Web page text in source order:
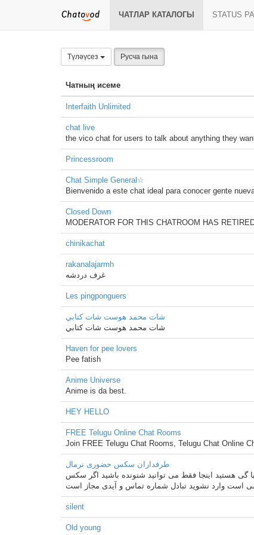
ЧАТЛАР КАТАЛОГЫ STATUS
Түләүсез Русча гына
Чатның исеме
Interfaith Unlimited
chat live
the vico chat for users to talk about anything they
Princessroom
Chat Simple General☆
Bienvenido a este chat ideal para conocer gente
Closed Down
MODERATOR FOR THIS CHATROOM HAS
chinikachat
rakanalajarmh
غرف دردشه
Les pingponguers
شات محمد هوست شات كتابي
شات محمد هوست شات كتابي
Haven for pee lovers
Pee fatish
Anime Universe
Anime is da best.
HEY HELLO
FREE Telugu Online Chat Rooms
Join FREE Telugu Chat Rooms, Telugu Chat Online
طرفداران سکس حضوری نرمال
گی هستید اینجا فقط می توانید شنونده باشید اگر سکس
است وارد نشوید تبادل شماره تماس و آیدی مجاز است
silent
Old young